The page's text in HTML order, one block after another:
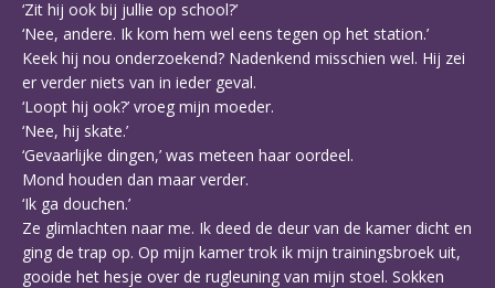
‘Zit hij ook bij jullie op school?’
‘Nee, andere. Ik kom hem wel eens tegen op het station.’
Keek hij nou onderzoekend? Nadenkend misschien wel. Hij zei
er verder niets van in ieder geval.
‘Loopt hij ook?’ vroeg mijn moeder.
‘Nee, hij skate.’
‘Gevaarlijke dingen,’ was meteen haar oordeel.
Mond houden dan maar verder.
‘Ik ga douchen.’
Ze glimlachten naar me. Ik deed de deur van de kamer dicht en
ging de trap op. Op mijn kamer trok ik mijn trainingsbroek uit,
gooide het hesje over de rugleuning van mijn stoel. Sokken